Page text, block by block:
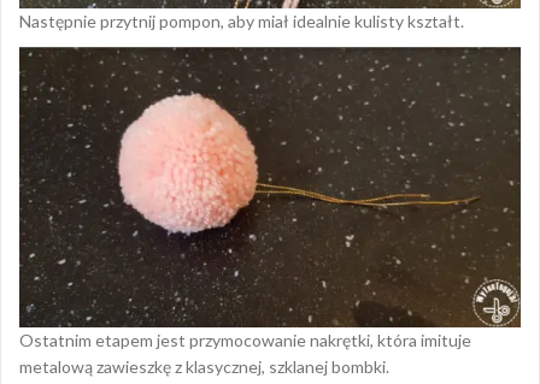
Następnie przytnij pompon, aby miał idealnie kulisty kształt.
Ostatnim etapem jest przymocowanie nakrętki, która imituje
metalową zawieszkę z klasycznej, szklanej bombki.